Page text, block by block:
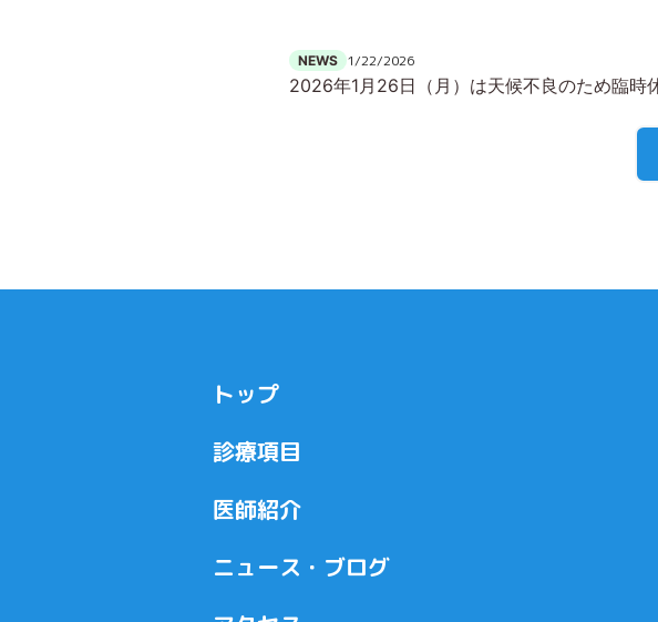
NEWS 1/22/2026
2026年1月26日（月）は天候不良のため臨時
トップ
診療項目
医師紹介
ニュース・ブログ